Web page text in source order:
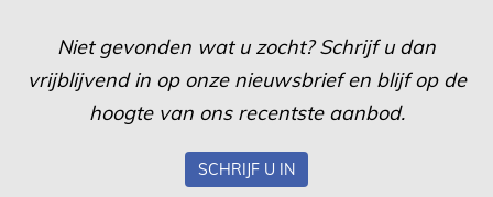
Niet gevonden wat u zocht? Schrijf u dan
vrijblijvend in op onze nieuwsbrief en blijf op de
hoogte van ons recentste aanbod.
SCHRIJF U IN